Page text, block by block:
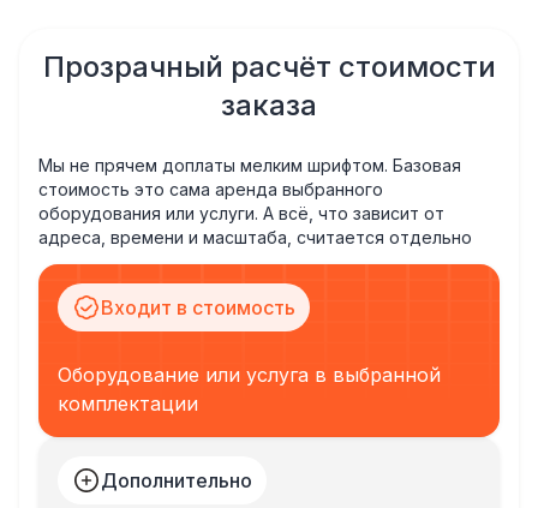
Прозрачный расчёт стоимости
заказа
Мы не прячем доплаты мелким шрифтом. Базовая
стоимость это сама аренда выбранного
оборудования или услуги. А всё, что зависит от
адреса, времени и масштаба, считается отдельно
Входит в стоимость
Оборудование или услуга в выбранной
комплектации
Дополнительно